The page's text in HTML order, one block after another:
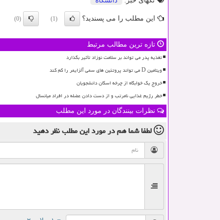
این مطلب را می پسندید؟ (1)
(0)
تازه ترین مطالب مرتبط
تغذیه پدر می تواند بر سلامت نوزاد تأثیر بگذارد
ویتامین D می تواند پروتئین های سمی آلزایمر را کم کند
خروج یک خوابگاه از چرخه اسکان دانشجویان
خطر رژیم غذایی نامرتب و از دست دادن عضله در افراد میانسال
نظرات بینندگان در مورد این مطلب
لطفا شما همدر مورد این مطلبنظر دهید